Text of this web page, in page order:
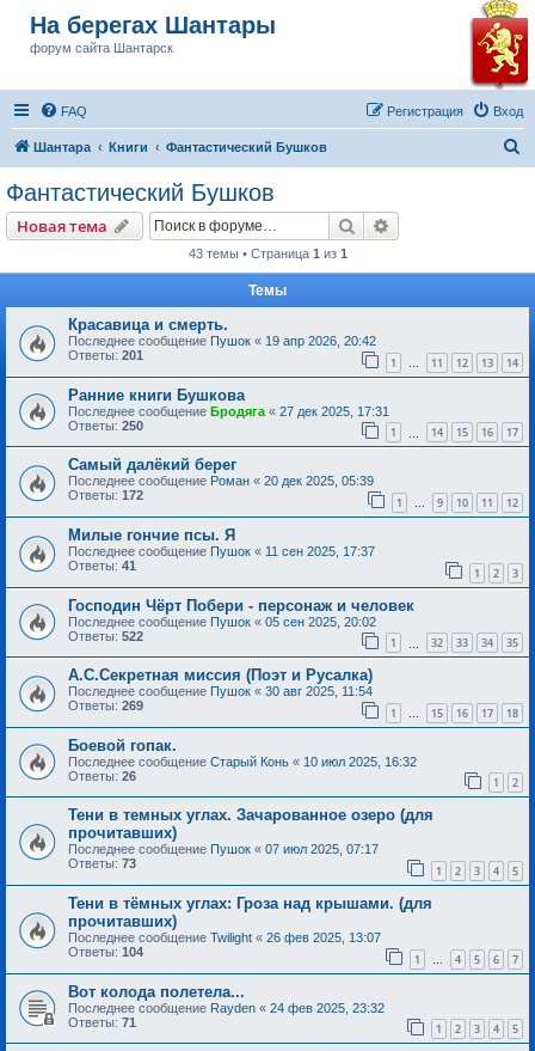
На берегах Шантары
форум сайта Шантарск
FAQ Вход
Регистрация
Шантара Книги Фантастический Бушков
Фантастический Бушков
Новая тема Поиск
43 темы • Страница 1 из 1
Темы
Красавица и смерть.
Последнее сообщение Пушок « 19 апр 2026, 20:42
Ответы: 201 1 … 11 12 13 14
Ранние книги Бушкова
Последнее сообщение Бродяга « 27 дек 2025, 17:31
Ответы: 250 1 14 15 16 17
Самый далёкий берег
Последнее сообщение Роман « 20 дек 2025, 05:39
Ответы: 172 1 … 9 10 11 12
Милые гончие псы. Я
Последнее сообщение Пушок « 11 сен 2025, 17:37
Ответы: 41 1 2 3
Господин Чёрт Побери - персонаж и человек
Последнее сообщение Пушок « 05 сен 2025, 20:02
Ответы: 522 1 32 33 34 35
А.С.Секретная миссия (Поэт и Русалка)
Последнее сообщение Пушок « 30 авг 2025, 11:54
Ответы: 269 1 … 15 16 17 18
Боевой гопак.
Последнее сообщение Старый Конь « 10 июл 2025, 16:32
Ответы: 26 1 2
Тени в темных углах. Зачарованное озеро (для
прочитавших)
Последнее сообщение Пушок « 07 июл 2025, 07:17
Ответы: 73 1 2 3 4 5
Тени в тёмных углах: Гроза над крышами. (для
прочитавших)
Последнее сообщение Twilight « 26 фев 2025, 13:07
Ответы: 104 1 … 4 5 6 7
Вот колода полетела...
Последнее сообщение Rayden « 24 фев 2025, 23:32
Ответы: 71 1 2 3 4 5